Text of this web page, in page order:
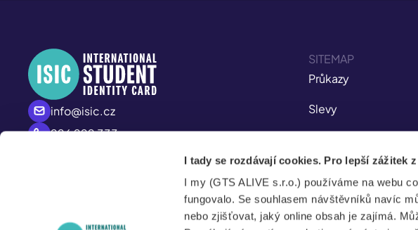
I tady se rozdávají cookies. Pro lepší zážitek
I my (GTS ALIVE s.r.o.) používáme na webu
fungovalo. Se souhlasem návštěvníků navíc
nebo zjišťovat, jaký online obsah je zajímá.
info@isic.cz
226 222 333
SITEMAP
Průkazy
Slevy
Aplikace
Student Jobs